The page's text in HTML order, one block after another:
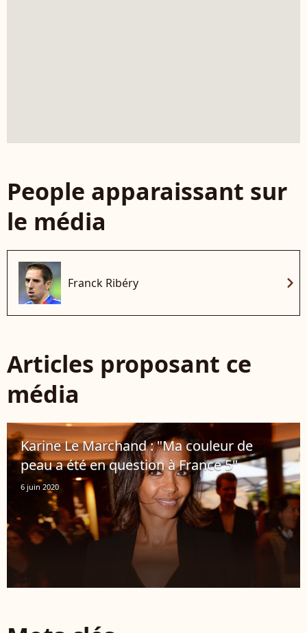
People apparaissant sur
le média
Franck Ribéry chevron_right
Articles proposant ce
média
Karine Le Marchand : "Ma couleur de
peau a été en question à France 5"
6 juin 2020